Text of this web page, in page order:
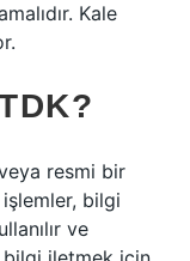
Kale
veya resmi bir
bilgi
ve